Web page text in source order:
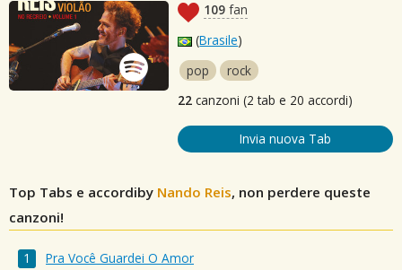
109 fan
(Brasile)
pop
rock
22 canzoni (2 tab e 20 accordi)
Invia nuova Tab
Top Tabs e accordiby Nando Reis, non perdere queste
canzoni!
Pra Você Guardei O Amor